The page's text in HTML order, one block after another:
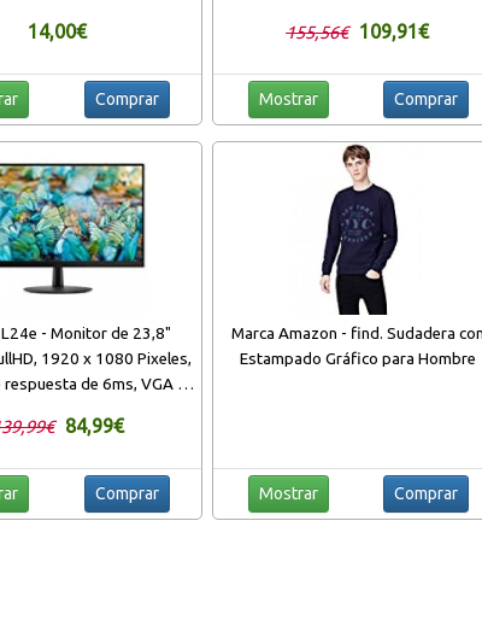
14,00€
Comprar
155,56€ 109,91€
Mostrar Comprar
- Monitor de 23,8"
1920 x 1080 Pixeles,
de 6ms, VGA +
84,99€
Comprar
Marca Amazon - find. Sudadera
Estampado Gráfico para Hombre
Mostrar Comprar